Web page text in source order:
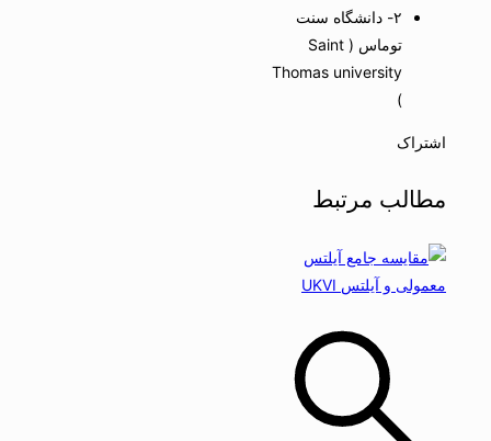
۲- دانشگاه سنت
توماس ( Saint
Thomas university
)
اشتراک
مطالب مرتبط